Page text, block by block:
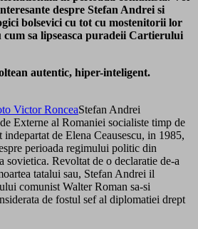
despre Stefan Andrei si
bolsevici cu tot cu mostenitorii lor
cum sa lipseasca puradeii Cartierului
autentic, hiper-inteligent.
Stefan Andrei
Externe al Romaniei socialiste timp de
indepartat de Elena Ceausescu, in 1985,
perioada regimului politic din
sovietica. Revoltat de o declaratie de-a
tatalui sau, Stefan Andrei il
comunist Walter Roman sa-si
de fostul sef al diplomatiei drept